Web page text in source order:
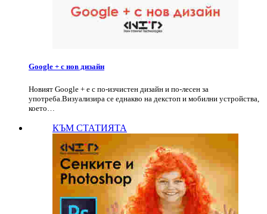
Google + с нов дизайн
Новият Google + е с по-изчистен дизайн и по-лесен за
употреба.Визуализира се еднакво на декстоп и мобилни устройства,
което…
КЪМ СТАТИЯТА